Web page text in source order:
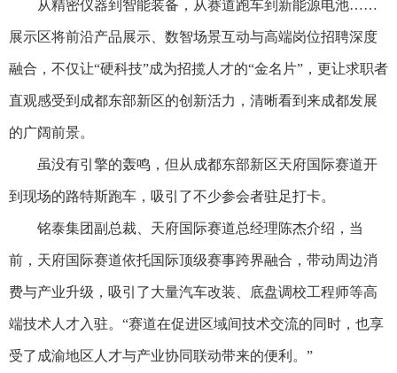
从精密仪器到智能装备，从赛道跑车到新能源电池……
展示区将前沿产品展示、数智场景互动与高端岗位招聘深度
融合，不仅让“硬科技”成为招揽人才的“金名片”，更让求职者
直观感受到成都东部新区的创新活力，清晰看到来成都发展
的广阔前景。
虽没有引擎的轰鸣，但从成都东部新区天府国际赛道开
到现场的路特斯跑车，吸引了不少参会者驻足打卡。
铭泰集团副总裁、天府国际赛道总经理陈杰介绍，当
前，天府国际赛道依托国际顶级赛事跨界融合，带动周边消
费与产业升级，吸引了大量汽车改装、底盘调校工程师等高
端技术人才入驻。“赛道在促进区域间技术交流的同时，也享
受了成渝地区人才与产业协同联动带来的便利。”